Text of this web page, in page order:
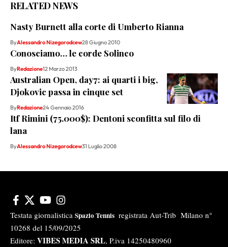
RELATED NEWS
Nasty Burnett alla corte di Umberto Rianna
ByAlessandro Nizegorodcew28 Giugno 2010
Conosciamo… le corde Solinco
ByRedazione12 Marzo 2013
Australian Open, day7: ai quarti i big,
Djokovic passa in cinque set
ByRedazione24 Gennaio 2016
Itf Rimini (75.000$): Dentoni sconfitta sul filo di
lana
ByAlessandro Nizegorodcew31 Luglio 2008
Testata giornalistica Spazio Tennis registrata Aut-Trib Milano n°
10268 del 15/09/2025
Editore: VIBES MEDIA SRL, P.iva 14250480960